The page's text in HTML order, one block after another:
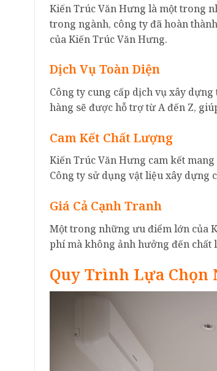
Kiến Trúc Văn Hưng là một trong
trong ngành, công ty đã hoàn
của Kiến Trúc Văn Hưng.
Dịch Vụ Toàn Diện
Công ty cung cấp dịch vụ xây
hàng sẽ được hỗ trợ từ A đến Z,
Cam Kết Chất Lượng
Kiến Trúc Văn Hưng cam kết
Công ty sử dụng vật liệu xây dựng
Giá Cả Cạnh Tranh
Một trong những ưu điểm lớn của
phí mà không ảnh hưởng đến
Quy Trình Lựa Chọn